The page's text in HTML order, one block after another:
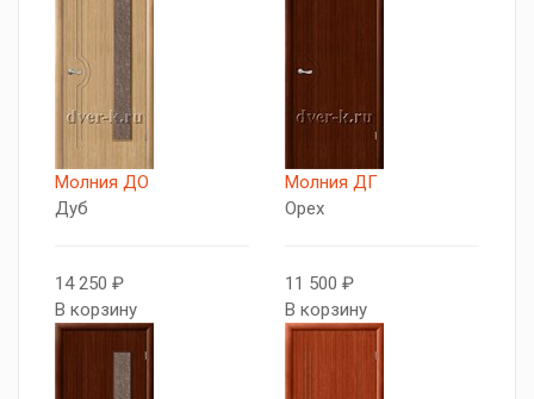
Молния ДО
Дуб
14 250 ₽
В корзину
Молния ДГ
Орех
11 500 ₽
В корзину